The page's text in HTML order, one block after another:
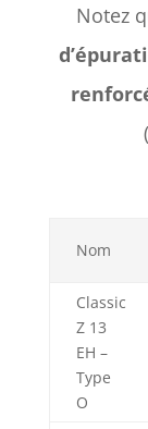
Notez
Nom
Classic
Z 13
EH –
Type
O